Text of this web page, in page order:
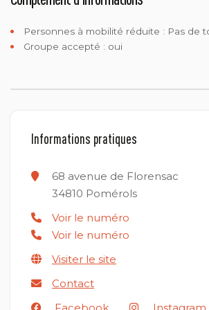
Personnes à mobilité réduite : Pas de
Groupe accepté : oui
Informations pratiques
68 avenue de Florensac
34810 Pomérols
Voir le numéro
Voir le numéro
Visiter le site
Contact
Facebook
Instagram